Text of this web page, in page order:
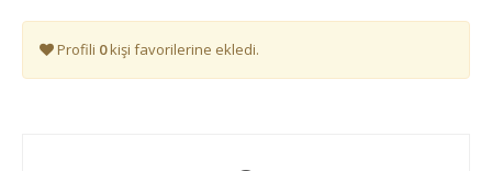
Profili 0kişi favorilerine ekledi.